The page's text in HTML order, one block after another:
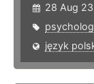
28 Aug 23
język